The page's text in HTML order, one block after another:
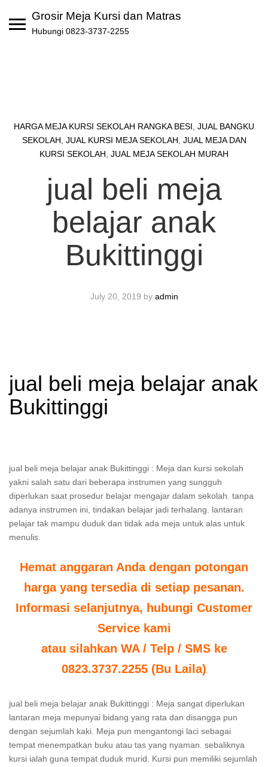
Grosir Meja Kursi dan Matras
Hubungi 0823-3737-2255
HARGA MEJA KURSI SEKOLAH RANGKA BESI JUAL BANGKU
SEKOLAH JUAL KURSI MEJA SEKOLAH JUAL MEJA DAN
KURSI SEKOLAH JUAL MEJA SEKOLAH MURAH
jual beli meja
belajar anak
Bukittinggi
July 20, 2019 by admin
jual beli meja belajar anak
Bukittinggi
jual beli meja belajar anak Bukittinggi : Meja dan kursi sekolah
yakni salah satu dari beberapa instrumen yang sungguh
diperlukan saat prosedur belajar mengajar dalam sekolah. tanpa
adanya instrumen ini, tindakan belajar jadi terhalang. lantaran
pelajar tak mampu duduk dan tidak ada meja untuk alas untuk
menulis.
Hemat anggaran Anda dengan potongan
harga yang tersedia di setiap pesanan.
Informasi selanjutnya, hubungi Customer
Service kami
atau silahkan WA / Telp / SMS ke
0823.3737.2255 (Bu Laila)
jual beli meja belajar anak Bukittinggi : Meja sangat diperlukan
lantaran meja mepunyai bidang yang rata dan disangga pun
dengan sejumlah kaki. Meja pun mengantongi laci sebagai
tempat menempatkan buku atau tas yang nyaman. sebaliknya
kursi ialah guna tempat duduk murid. Kursi pun memiliki sejumlah